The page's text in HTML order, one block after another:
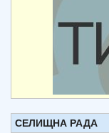
СЕЛИЩНА РАДА